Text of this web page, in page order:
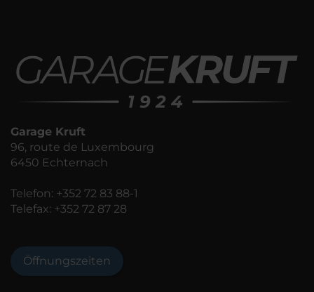
Garage Kruft
96, route de Luxembourg
6450 Echternach
Telefon: +352 72 83 88-1
Telefax: +352 72 87 28
Öffnungszeiten